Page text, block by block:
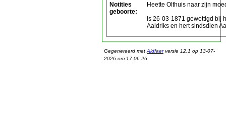
Notities
geboorte:
Heette Olthuis naar zijn
Is 26-03-1871 gewettigd bij
Aaldriks en hert sindsdien
Gegenereerd met Aldfaerversie 12.1 op 13-07-
2026 om 17:06:26